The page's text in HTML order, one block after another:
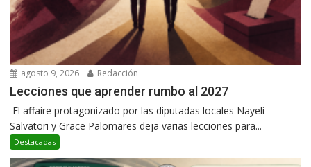
agosto 9, 2026 Redacción
Lecciones que aprender rumbo al 2027
El affaire protagonizado por las diputadas locales Nayeli
Salvatori y Grace Palomares deja varias lecciones para...
Destacadas